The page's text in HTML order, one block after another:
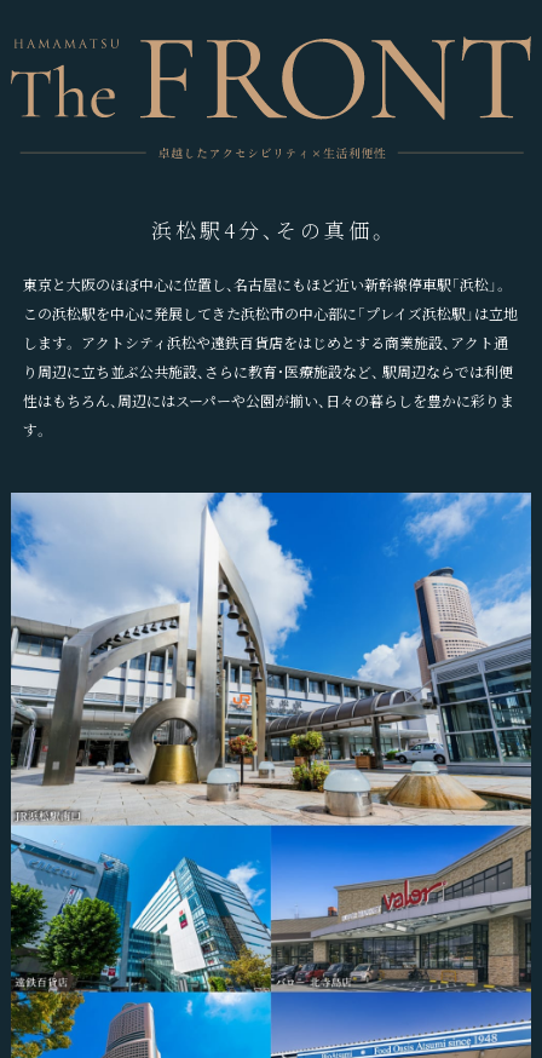
浜松駅4分、その真価。
東京と大阪のほぼ中心に位置し、名古屋にもほど近い新幹線停車駅「浜松」。
この浜松駅を中心に発展してきた浜松市の中心部に「プレイズ浜松駅」は立地
します。 アクトシティ浜松や遠鉄百貨店をはじめとする商業施設、アクト通
り周辺に立ち並ぶ公共施設、さらに教育・医療施設など、 駅周辺ならでは利便
性はもちろん、周辺にはスーパーや公園が揃い、日々の暮らしを豊かに彩りま
す。